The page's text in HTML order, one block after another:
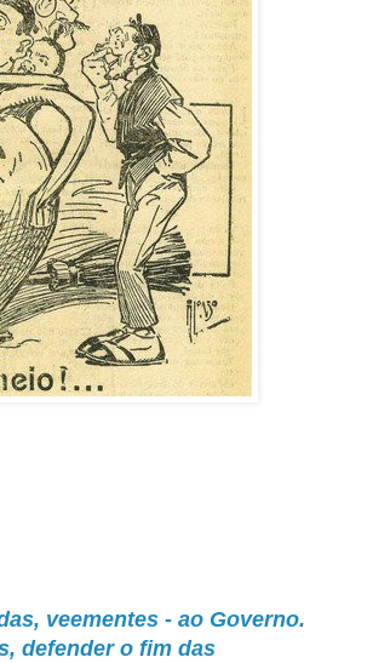
veementes - ao Governo.
defender o fim das